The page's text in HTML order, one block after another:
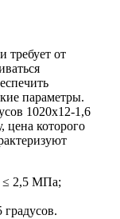
требует от
параметры.
1020х12-1,6
которого
2,5 МПа;